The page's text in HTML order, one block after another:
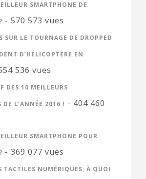
SMARTPHONE DE
- 570 573 vues
SUR LE TOURNAGE DE DROPPED
D’HÉLICOPTÈRE EN
536 vues
DES 10 MEILLEURS
DE L’ANNÉE 2016 ! - 404 460
SMARTPHONE POUR
- 369 077 vues
TACTILES NUMÉRIQUES, À QUOI